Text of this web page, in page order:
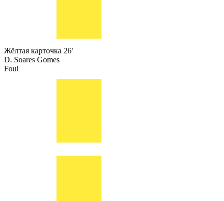
Жёлтая карточка 26'
D. Soares Gomes
Foul